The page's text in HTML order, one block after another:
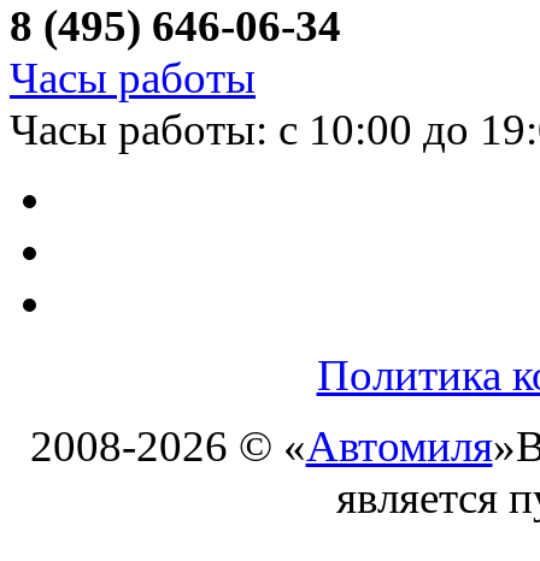
8 (495) 646-06-34
Часы работы
Часы работы: с 10:00 до
Политика
2008-2026 © «Автомиля»
является